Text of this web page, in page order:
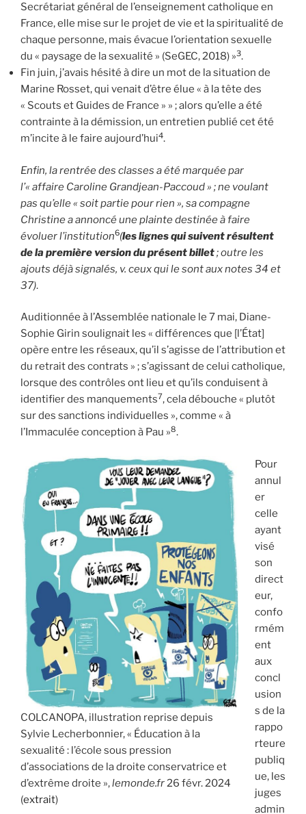
Secrétariat général de l’enseignement catholique en
France, elle mise sur le projet de vie et la spiritualité de
chaque personne, mais évacue l’orientation sexuelle
du « paysage de la sexualité » (SeGEC, 2018) »3.
Fin juin, j’avais hésité à dire un mot de la situation de
Marine Rosset, qui venait d’être élue « à la tête des
« Scouts et Guides de France » » ; alors qu’elle a été
contrainte à la démission, un entretien publié cet été
m’incite à le faire aujourd’hui4.
Enfin, la rentrée des classes a été marquée par
l’« affaire Caroline Grandjean-Paccoud » ; ne voulant
pas qu’elle « soit partie pour rien », sa compagne
Christine a annoncé une plainte destinée à faire
évoluer l’institution6(les lignes qui suivent résultent
de la première version du présent billet; outre les
ajouts déjà signalés, v. ceux qui le sont aux notes 34 et
37).
Auditionnée à l’Assemblée nationale le 7 mai, Diane-
Sophie Girin soulignait les « différences que [l’État]
opère entre les réseaux, qu’il s’agisse de l’attribution et
du retrait des contrats » ; s’agissant de celui catholique,
lorsque des contrôles ont lieu et qu’ils conduisent à
identifier des manquements7, cela débouche « plutôt
sur des sanctions individuelles », comme « à
l’Immaculée conception à Pau »8.
COLCANOPA, illustration reprise depuis
Sylvie Lecherbonnier, « Éducation à la
sexualité : l’école sous pression
d’associations de la droite conservatrice et
d’extrême droite »,lemonde.fr26 févr. 2024
(extrait)
Pour
annul
er
celle
ayant
visé
son
direct
eur,
confo
rmém
ent
aux
concl
usion
s de la
rappo
rteure
publiq
ue, les
juges
admin